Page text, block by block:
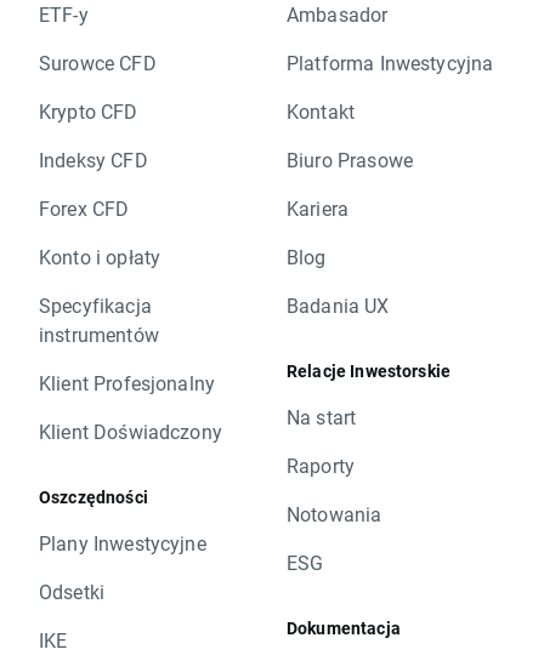
ETF-y
Surowce CFD
Krypto CFD
Indeksy CFD
Forex CFD
Konto i opłaty
Specyfikacja
instrumentów
Klient Profesjonalny
Klient Doświadczony
Oszczędności
Plany Inwestycyjne
Odsetki
IKE
Ambasador
Platforma Inwestycyjna
Kontakt
Biuro Prasowe
Kariera
Blog
Badania UX
Relacje Inwestorskie
Na start
Raporty
Notowania
ESG
Dokumentacja